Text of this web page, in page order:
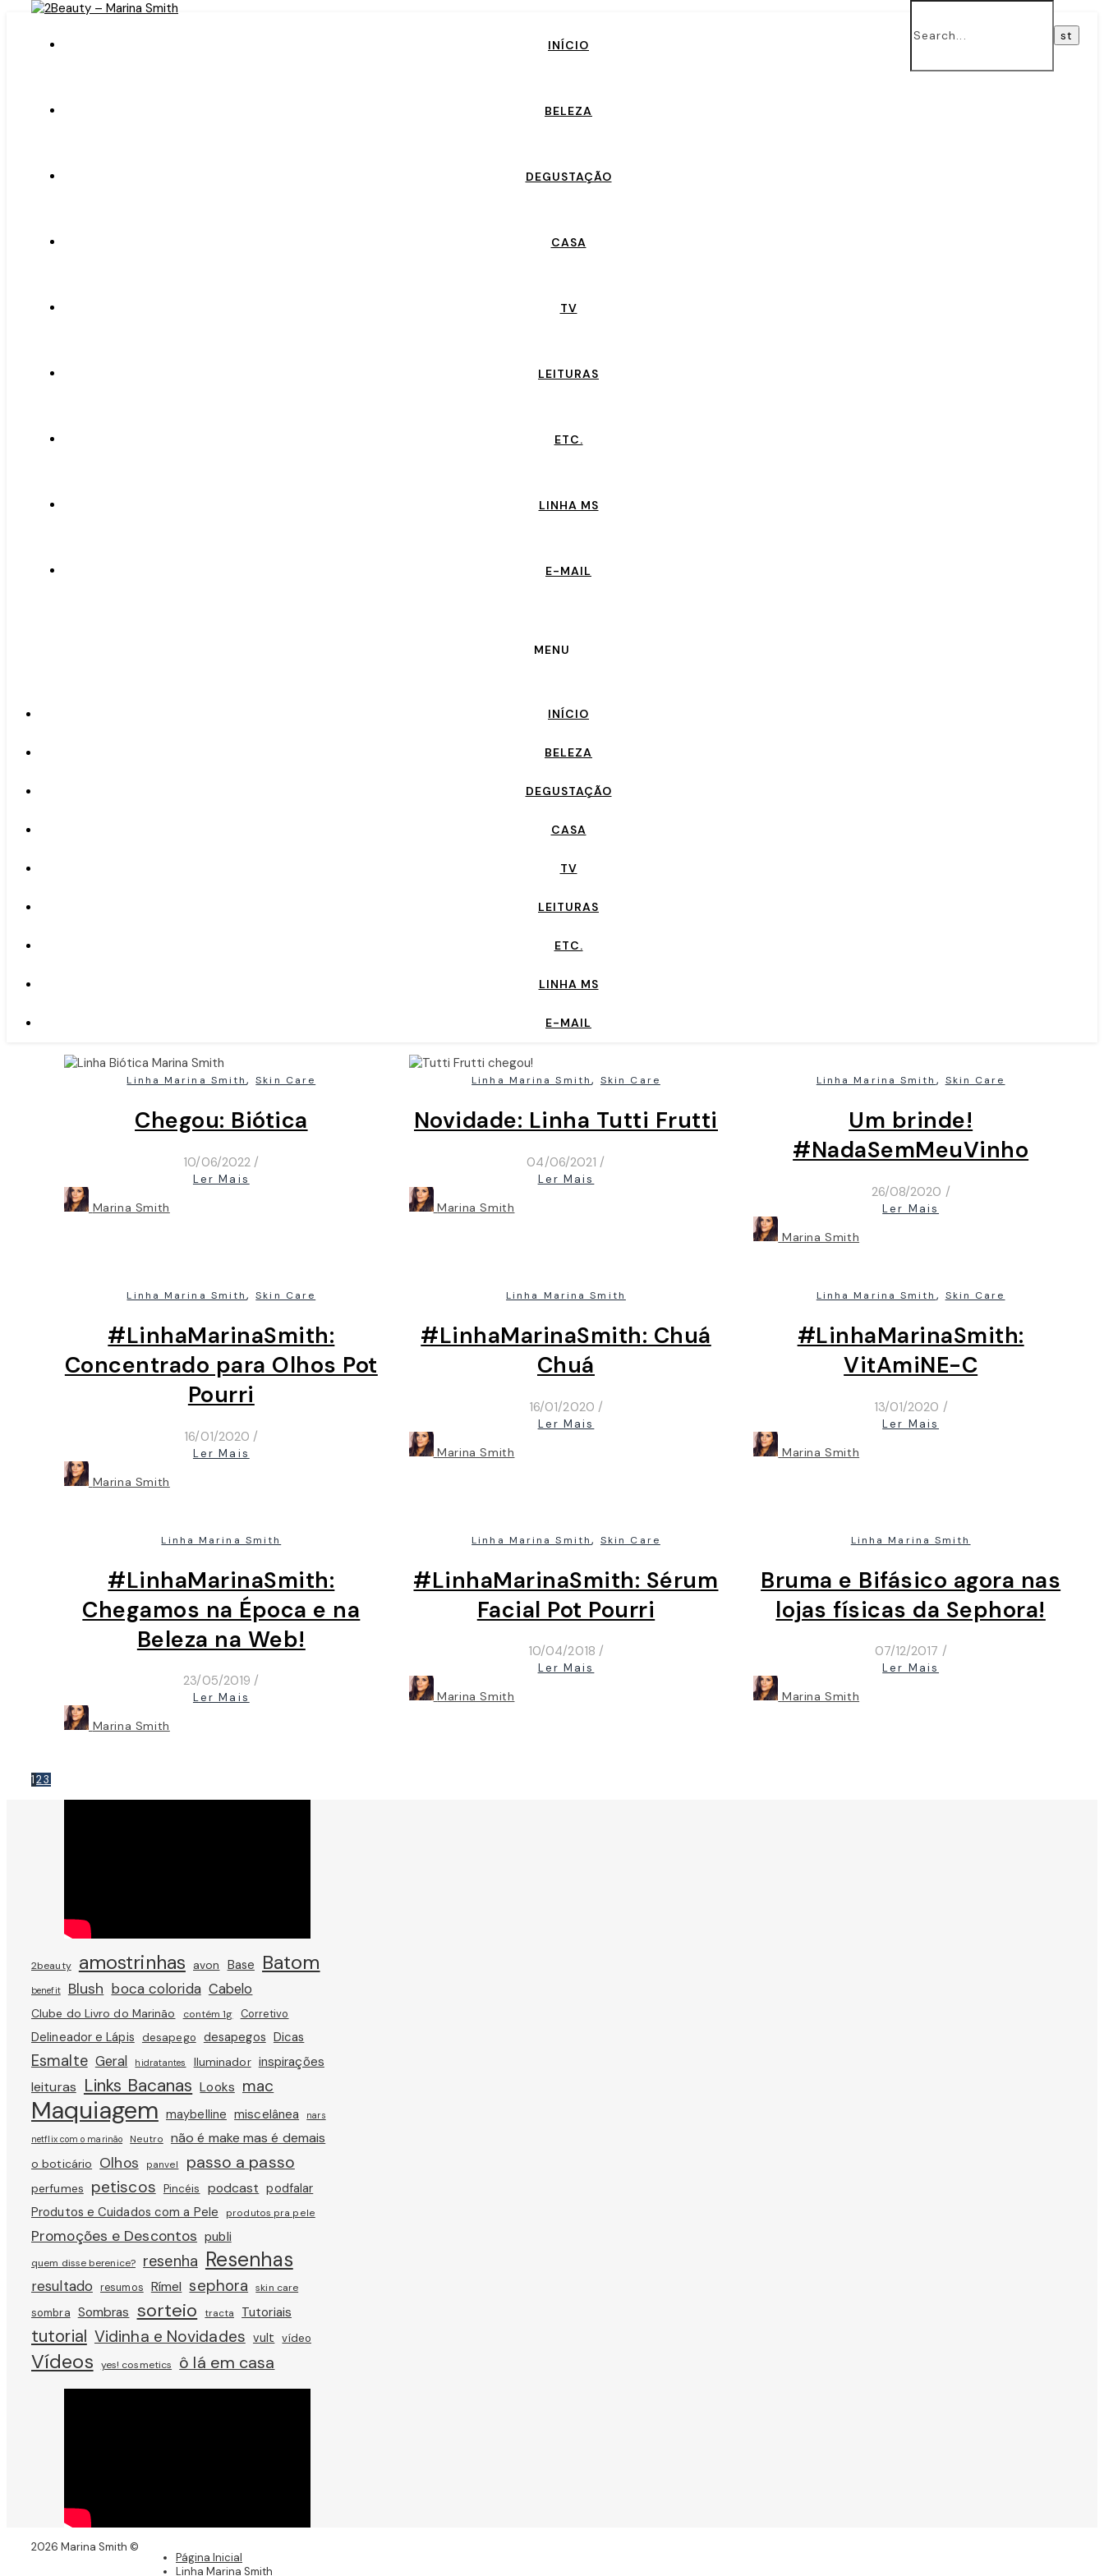
INÍCIO
BELEZA
DEGUSTAÇÃO
CASA
TV
LEITURAS
ETC.
LINHA MS
E-MAIL
MENU
INÍCIO
BELEZA
DEGUSTAÇÃO
CASA
TV
LEITURAS
ETC.
LINHA MS
E-MAIL
Linha Marina Smith,Skin Care
Chegou: Biótica
10/06/2022 /
Ler Mais
Marina Smith
Linha Marina Smith, Skin Care
Novidade: Linha Tutti Frutti
04/06/2021 /
Ler Mais
Marina Smith
Linha Marina Smith , Skin Care
Um brinde!
#NadaSemMeuVinho
26/08/2020 /
Ler Mais
Marina Smith
Linha Marina Smith,Skin Care
#LinhaMarinaSmith:
Concentrado para Olhos Pot
Pourri
16/01/2020 /
Ler Mais
Marina Smith
Linha Marina Smith
#LinhaMarinaSmith: Chuá
Chuá
16/01/2020 /
Ler Mais
Marina Smith
Linha Marina Smith , Skin Care
#LinhaMarinaSmith:
VitAmiNE-C
13/01/2020 /
Ler Mais
Marina Smith
Linha Marina Smith
#LinhaMarinaSmith:
Chegamos na Época e na
Beleza na Web!
23/05/2019 /
Ler Mais
Marina Smith
Linha Marina Smith, Skin Care
#LinhaMarinaSmith: Sérum
Facial Pot Pourri
10/04/2018 /
Ler Mais
Marina Smith
Linha Marina Smith
Bruma e Bifásico agora nas
lojas físicas da Sephora!
07/12/2017 /
Ler Mais
Marina Smith
123
2beauty amostrinhas avon Base Batom
benefit Blush boca colorida Cabelo
Clube do Livro do Marinão contém 1g Corretivo
Delineador e Lápis desapego desapegos Dicas
Esmalte Geral hidratantes Iluminador inspirações
leituras Links Bacanas Looks mac
Maquiagem maybelline miscelânea nars
netflix com o marinão Neutro não é make mas é demais
o boticário Olhos panvel passo a passo
perfumes petiscos Pincéis podcast podfalar
Produtos e Cuidados com a Pele
produtos pra pele
Promoções e Descontos publi
quem disse berenice? resenha Resenhas
resultado resumos Rímel sephora skin care
sombra Sombras sorteio tracta Tutoriais
tutorial Vidinha e Novidades vult vídeo
Vídeos yes! cosmetics ô lá em casa
2026 Marina Smith ©
Página Inicial
Linha Marina Smith